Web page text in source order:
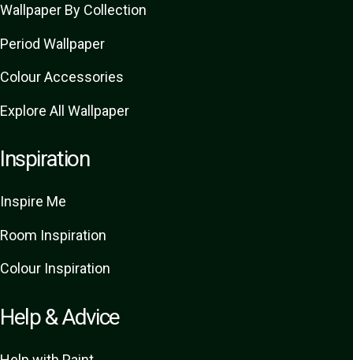
Wallpaper By Collection
Period Wallpaper
Colour Accessories
Explore All Wallpaper
Inspiration
Inspire Me
Room Inspiration
Colour Inspiration
Help & Advice